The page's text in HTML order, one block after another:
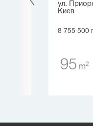
ул.
Киев
8 755 500
95 m2